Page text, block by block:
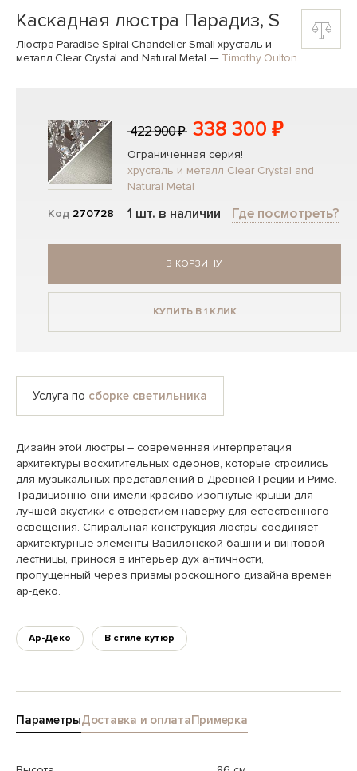
Каскадная люстра Парадиз, S
Люстра Paradise Spiral Chandelier Small хрусталь и
металл Clear Crystal and Natural Metal — Timothy Oulton
Код 270728
422 900 ₽ 338 300 ₽
Ограниченная серия!
хрусталь и металл Clear Crystal and
Natural Metal
1 шт. в наличии Где посмотреть?
В КОРЗИНУ
КУПИТЬ В 1 КЛИК
Услуга по сборке светильника
Дизайн этой люстры – современная интерпретация
архитектуры восхитительных одеонов, которые строились
для музыкальных представлений в Древней Греции и Риме.
Традиционно они имели красиво изогнутые крыши для
лучшей акустики с отверстием наверху для естественного
освещения. Спиральная конструкция люстры соединяет
архитектурные элементы Вавилонской башни и винтовой
лестницы, принося в интерьер дух античности,
пропущенный через призмы роскошного дизайна времен
ар-деко.
Ар-Деко В стиле кутюр
ПараметрыДоставка и оплатаПримерка